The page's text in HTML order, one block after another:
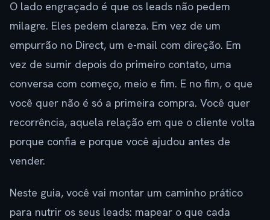
O lado engraçado é que os leads não pedem
milagre. Eles pedem clareza. Em vez de um
empurrão no Direct, um e-mail com direção. Em
vez de sumir depois do primeiro contato, uma
conversa com começo, meio e fim. E no fim, o que
você quer não é só a primeira compra. Você quer
recorrência, aquela relação em que o cliente volta
porque confia e porque você ajudou antes de
vender.
Neste guia, você vai montar um caminho prático
para nutrir os seus leads: mapear o que cada